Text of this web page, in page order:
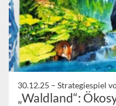
30.12.25 – Strategiespiel
„Waldland“: